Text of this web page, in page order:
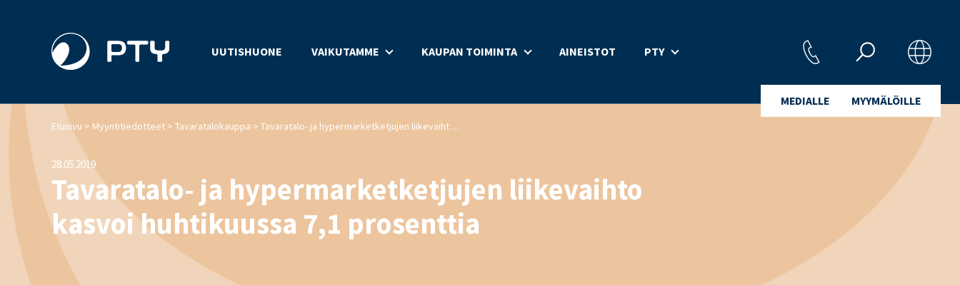
UUTISHUONE VAIKUTAMME KAUPAN TOIMINTA AINEISTOT PTY
MEDIALLE MYYMÄLÖILLE
Etusivu > Myyntitiedotteet > Tavaratalokauppa > Tavaratalo- ja hypermarketketjujen liikevaihto kasvoi huhtikuussa 7,1 prosenttia
28.05.2019
Tavaratalo- ja hypermarketketjujen liikevaihto
kasvoi huhtikuussa 7,1 prosenttia